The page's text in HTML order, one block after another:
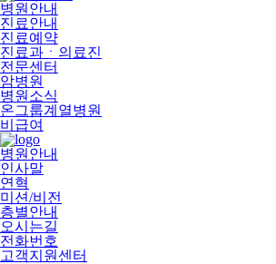
병원안내
진료안내
진료예약
진료과ㆍ의료진
전문센터
암병원
병원소식
온그룹계열병원
비급여
병원안내
인사말
연혁
미션/비전
층별안내
오시는길
전화번호
고객지원센터